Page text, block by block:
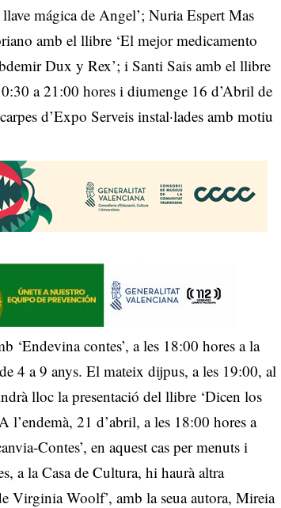
mágica de Angel’; Nuria Espert Mas
amb el llibre ‘El mejor medicamento
Dux y Rex’; i Santi Sais amb el llibre
a 21:00 hores i diumenge 16 d’Abril de
d’Expo Serveis instal·lades amb motiu
‘Endevina contes’, a les 18:00 hores a la
4 a 9 anys. El mateix dijpus, a les 19:00, al
lloc la presentació del llibre ‘Dicen los
l’endemà, 21 d’abril, a les 18:00 hores a
Contes’, en aquest cas per menuts i
a la Casa de Cultura, hi haurà altra
Virginia Woolf’, amb la seua autora, Mireia